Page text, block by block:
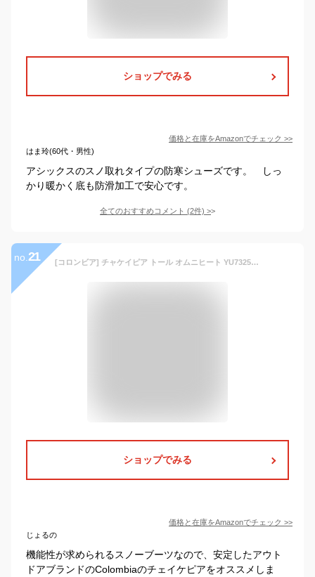
ショップでみる
価格と在庫をAmazonでチェック >>
はま玲(60代・男性)
アシックスのスノ取れタイプの防寒シューズです。 しっ
かり暖かく底も防滑加工で安心です。
全てのおすすめコメント (2件) >
no. 21 [コロンビア] チャケイピア トール オムニヒート YU7325 ブーツ ユニセックス 26cm Wood
ショップでみる
価格と在庫をAmazonでチェック >>
じょるの
機能性が求められるスノーブーツなので、安定したアウト
ドアブランドのColombiaのチェイケピアをオススメしま